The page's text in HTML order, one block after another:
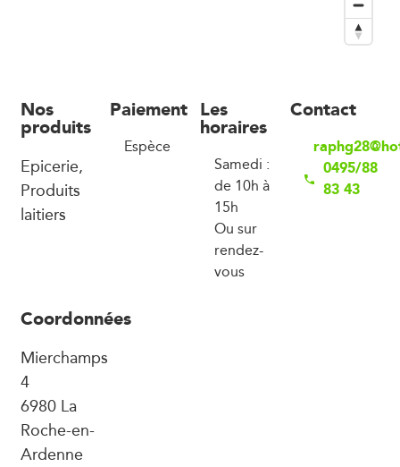
Nos
produits
Epicerie,
Produits
laitiers
Paiement
Espèce
Les
horaires
Samedi :
de 10h à
15h
Ou sur
rendez-
vous
Contact
0495/88
83 43
Coordonnées
Mierchamps
4
6980 La
Roche-en-
Ardenne